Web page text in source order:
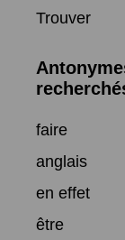
Trouver
faire
anglais
en effet
être